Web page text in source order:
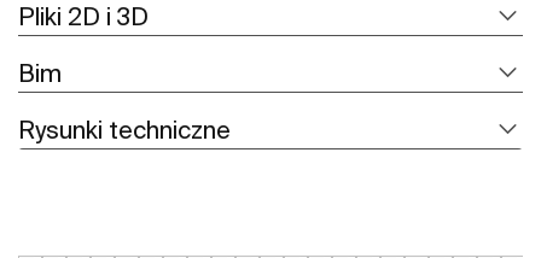
Pliki 2D i 3D
Bim
Rysunki techniczne